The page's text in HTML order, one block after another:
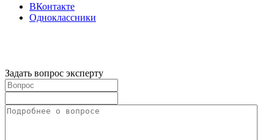
ВКонтакте
Одноклассники
Задать вопрос эксперту